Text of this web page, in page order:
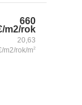
660
m2/rok
20,63
m2/rok/m2